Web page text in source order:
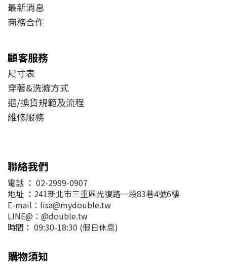
最新消息
商務合作
顧客服務
尺寸表
穿著&洗滌方式
退/換貨規範及流程
維修服務
聯絡我們
電話 ： 02-2999-0907
地址 ： 241新北市三重區光復路一段83巷4號6樓
E-mail：lisa@mydouble.tw
LINE@：@double.tw
時間： 09:30-18:30 (假日休息)
購物須知